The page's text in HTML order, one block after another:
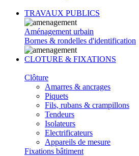
TRAVAUX PUBLICS
Aménagement urbain
Bornes & rondelles d'identification
CLOTURE & FIXATIONS
Clôture
Amarres & ancrages
Piquets
Fils, rubans & crampillons
Tendeurs
Isolateurs
Electrificateurs
Appareils de mesure
Fixations bâtiment